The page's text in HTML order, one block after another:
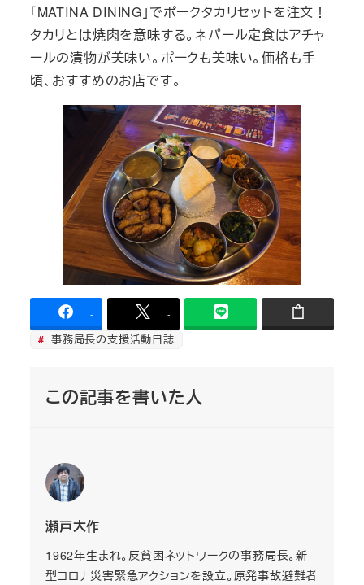
「MATINA DINING」でポークタカリセットを注文！
タカリとは焼肉を意味する。ネパール定食はアチャ
ールの漬物が美味い。ポークも美味い。価格も手
頃、おすすめのお店です。
- -
事務局長の支援活動日誌
この記事を書いた人
瀬戸大作
1962年生まれ。反貧困ネットワークの事務局長。新
型コロナ災害緊急アクションを設立。原発事故避難者